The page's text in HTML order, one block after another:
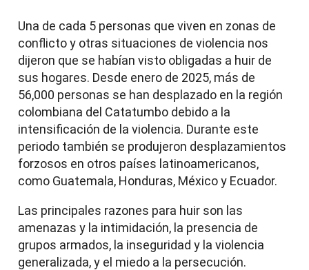
Una de cada 5 personas que viven en zonas de
conflicto y otras situaciones de violencia nos
dijeron que se habían visto obligadas a huir de
sus hogares. Desde enero de 2025, más de
56,000 personas se han desplazado en la región
colombiana del Catatumbo debido a la
intensificación de la violencia. Durante este
periodo también se produjeron desplazamientos
forzosos en otros países latinoamericanos,
como Guatemala, Honduras, México y Ecuador.
Las principales razones para huir son las
amenazas y la intimidación, la presencia de
grupos armados, la inseguridad y la violencia
generalizada, y el miedo a la persecución.